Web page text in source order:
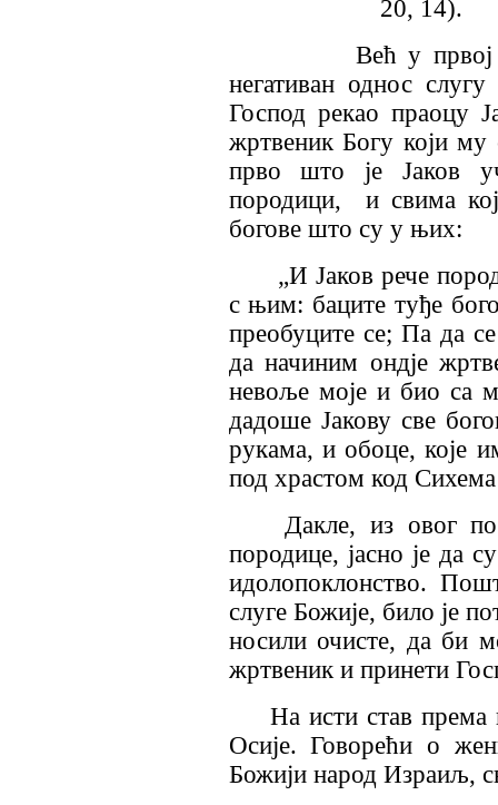
20, 14).
Већ у првој
негативан однос
Господ рекао праоцу
жртвеник Богу који му
прво што је Јаков
породици,
и свима
богове што су у њих:
„И Јаков рече
с њим: баците туђе
преобуците се; Па да
да начиним ондје
невоље моје и био са
дадоше Јакову све
рукама, и обоце, које
под храстом код
Дакле, из овог
породице, јасно је да
идолопоклонство.
слуге Божије, било је
носили очисте, да би
жртвеник и принети
На исти став према
Осије. Говорећи о
Божији народ Израиљ,